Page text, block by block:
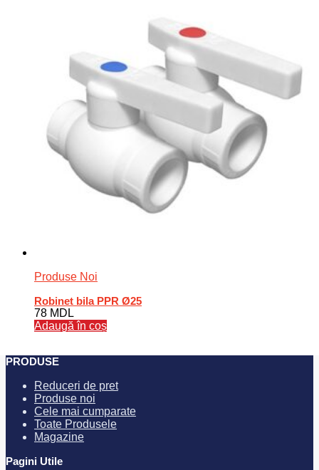
Produse Noi
Robinet bila PPR Ø25
78 MDL
Adaugă în coș
PRODUSE
Reduceri de pret
Produse noi
Cele mai cumparate
Toate Produsele
Magazine
Pagini Utile